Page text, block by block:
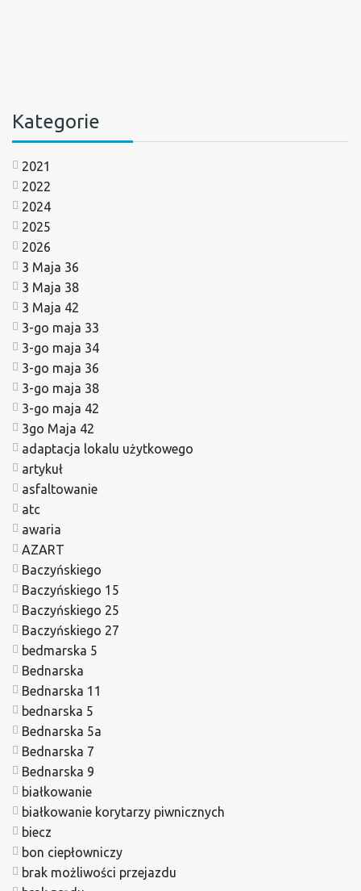
Kategorie
2021
2022
2024
2025
2026
3 Maja 36
3 Maja 38
3 Maja 42
3-go maja 33
3-go maja 34
3-go maja 36
3-go maja 38
3-go maja 42
3go Maja 42
adaptacja lokalu użytkowego
artykuł
asfaltowanie
atc
awaria
AZART
Baczyńskiego
Baczyńskiego 15
Baczyńskiego 25
Baczyńskiego 27
bedmarska 5
Bednarska
Bednarska 11
bednarska 5
Bednarska 5a
Bednarska 7
Bednarska 9
białkowanie
białkowanie korytarzy piwnicznych
biecz
bon ciepłowniczy
brak możliwości przejazdu